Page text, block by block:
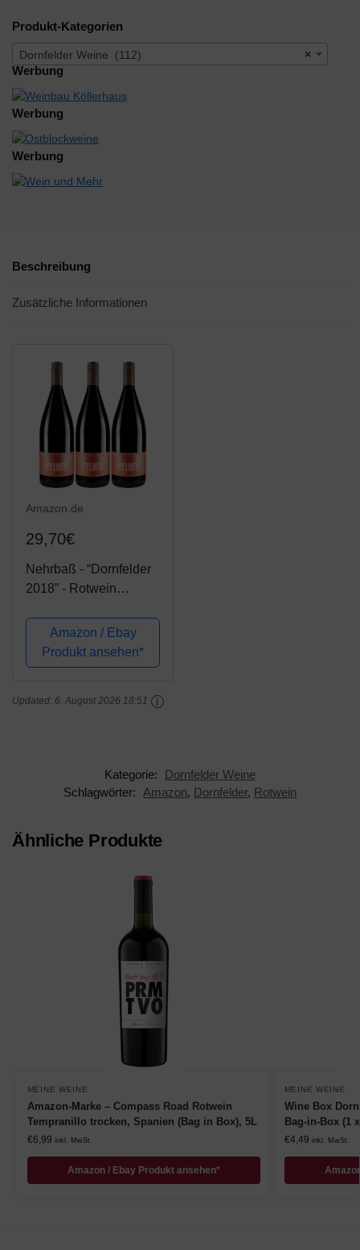
Produkt-Kategorien
×
Dornfelder Weine (112)
Werbung
Werbung
Werbung
Beschreibung
Zusätzliche Informationen
Amazon.de
29,70€
Nehrbaß - “Dornfelder
2018” - Rotwein
Qualitätswein - Vegan -
Aus Deutschland
(Rheinhessen) - mit
Amazon / Ebay
Produkt ansehen*
Updated: 6. August 2026 18:51
Kategorie:
Dornfelder Weine
Schlagwörter:
Amazon, Dornfelder, Rotwein
Ähnliche Produkte
MEINE WEINE
Amazon-Marke – Compass Road Rotwein
Tempranillo trocken, Spanien (Bag in Box), 5L
€6,99 inkl. MwSt.
Amazon / Ebay Produkt ansehen*
MEINE WEINE
Wine Box
Bag-in-Box (1
€4,49 inkl. MwSt.